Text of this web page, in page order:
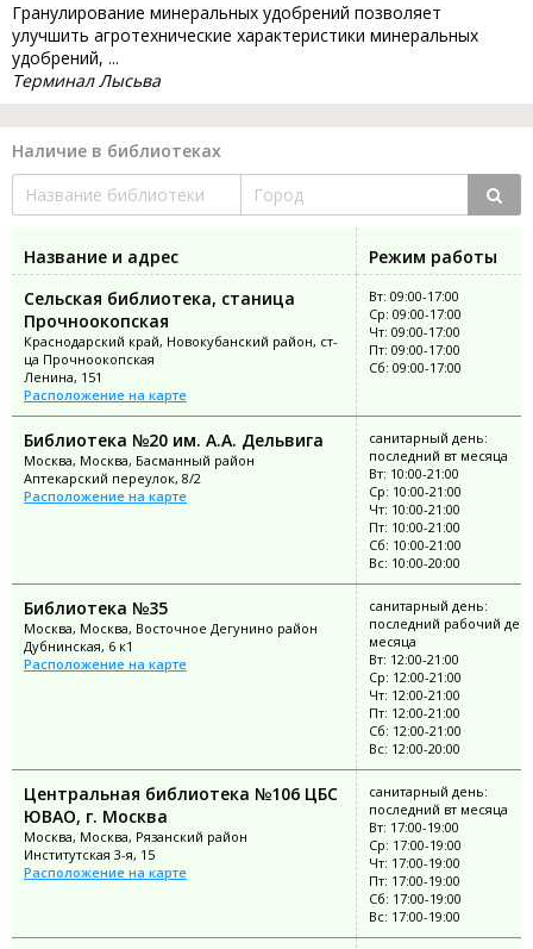
Гранулирование минеральных удобрений позволяет
улучшить агротехнические характеристики минеральных
удобрений, ...
Терминал Лысьва
Наличие в библиотеках
Название и адрес
Режим работы
Сельская библиотека, станица
Прочноокопская
Краснодарский край, Новокубанский район, ст-
ца Прочноокопская
Ленина, 151
Расположение на карте
Вт: 09:00-17:00
Ср: 09:00-17:00
Чт: 09:00-17:00
Пт: 09:00-17:00
Сб: 09:00-17:00
Библиотека №20 им. А.А. Дельвига
Москва, Москва, Басманный район
Аптекарский переулок, 8/2
Расположение на карте
санитарный день:
последний вт месяца
Вт: 10:00-21:00
Ср: 10:00-21:00
Чт: 10:00-21:00
Пт: 10:00-21:00
Сб: 10:00-21:00
Вс: 10:00-20:00
Библиотека №35
Москва, Москва, Восточное Дегунино район
Дубнинская, 6 к1
Расположение на карте
санитарный день:
последний рабочий
месяца
Вт: 12:00-21:00
Ср: 12:00-21:00
Чт: 12:00-21:00
Пт: 12:00-21:00
Сб: 12:00-21:00
Вс: 12:00-20:00
Центральная библиотека №106 ЦБС
ЮВАО, г. Москва
Москва, Москва, Рязанский район
Институтская 3-я, 15
Расположение на карте
санитарный день:
последний вт месяца
Вт: 17:00-19:00
Ср: 17:00-19:00
Чт: 17:00-19:00
Пт: 17:00-19:00
Сб: 17:00-19:00
Вс: 17:00-19:00